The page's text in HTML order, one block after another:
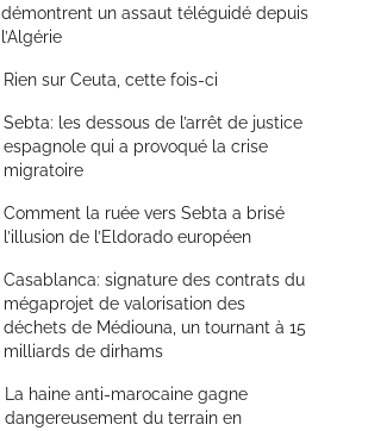
démontrent un assaut téléguidé depuis
l’Algérie
Rien sur Ceuta, cette fois-ci
Sebta: les dessous de l’arrêt de justice
espagnole qui a provoqué la crise
migratoire
Comment la ruée vers Sebta a brisé
l’illusion de l’Eldorado européen
Casablanca: signature des contrats du
mégaprojet de valorisation des
déchets de Médiouna, un tournant à 15
milliards de dirhams
La haine anti-marocaine gagne
dangereusement du terrain en